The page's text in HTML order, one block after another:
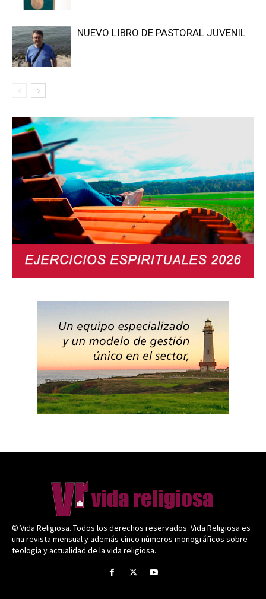
NUEVO LIBRO DE PASTORAL JUVENIL
© Vida Religiosa. Todos los derechos reservados. Vida Religiosa es
una revista mensual y además cinco números monográficos sobre
teología y actualidad de la vida religiosa.